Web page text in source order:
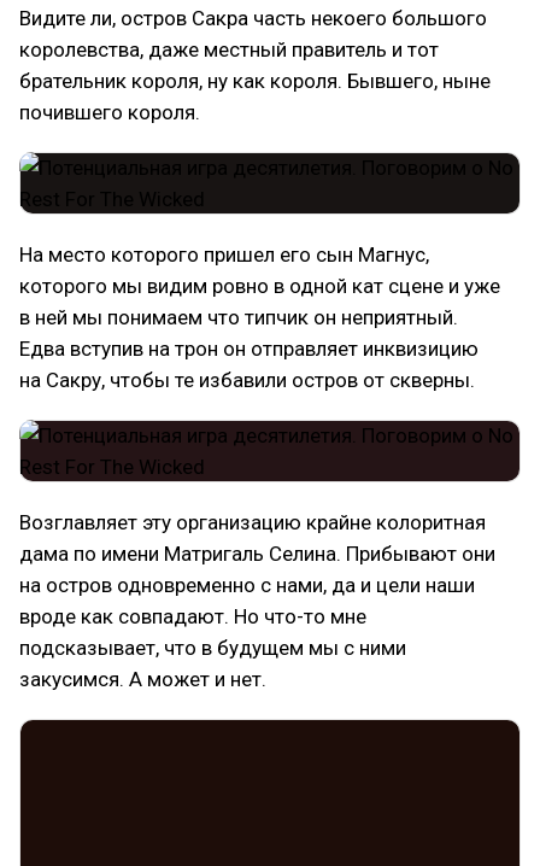
Видите ли, остров Сакра часть некоего большого
королевства, даже местный правитель и тот
брательник короля, ну как короля. Бывшего, ныне
почившего короля.
На место которого пришел его сын Магнус,
которого мы видим ровно в одной кат сцене и уже
в ней мы понимаем что типчик он неприятный.
Едва вступив на трон он отправляет инквизицию
на Сакру, чтобы те избавили остров от скверны.
Возглавляет эту организацию крайне колоритная
дама по имени Матригаль Селина. Прибывают они
на остров одновременно с нами, да и цели наши
вроде как совпадают. Но что-то мне
подсказывает, что в будущем мы с ними
закусимся. А может и нет.